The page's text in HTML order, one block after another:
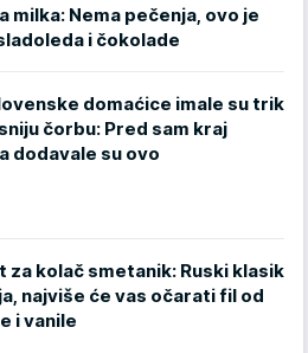
milka: Nema pečenja, ovo je
i čokolade
domaćice imale su trik
čorbu: Pred sam kraj
dodavale su ovo
za kolač smetanik: Ruski klasik
najviše će vas očarati fil od
i vanile